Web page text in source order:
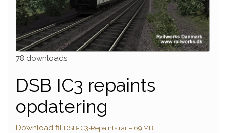
78 downloads
DSB IC3 repaints
opdatering
Download fil DSB-IC3-Repaints.rar – 69 MB